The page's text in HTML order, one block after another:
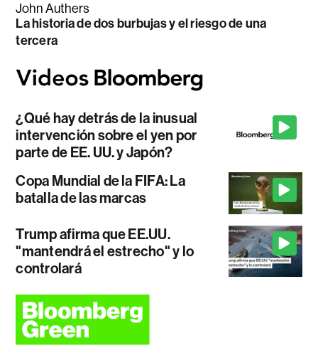
John Authers
La historia de dos burbujas y el riesgo de una
tercera
¿Qué hay detrás de la inusual
intervención sobre el yen por
parte de EE. UU. y Japón?
Copa Mundial de la FIFA: La
batalla de las marcas
Trump afirma que EE.UU.
"mantendrá el estrecho" y lo
controlará